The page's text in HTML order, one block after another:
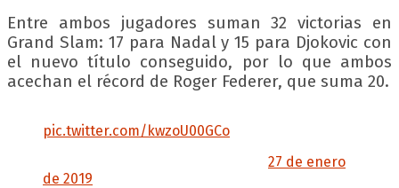
Entre ambos jugadores suman 32 victorias en
Grand Slam: 17 para Nadal y 15 para Djokovic con
el nuevo título conseguido, por lo que ambos
acechan el récord de Roger Federer, que suma 20.
pic.twitter.com/kwzoU00GCo
27 de enero
de 2019